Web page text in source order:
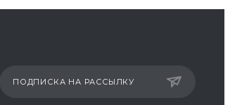
ПОДПИСКА НА РАССЫЛКУ